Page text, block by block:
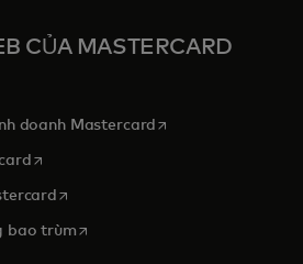
CỦA MASTERCARD
new tab
doanh Mastercard opens in a new tab
opens in a new tab
opens in a new tab
bao trùmopens in a new tab